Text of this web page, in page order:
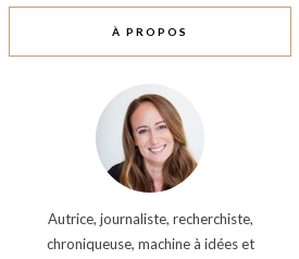
À PROPOS
Autrice, journaliste, recherchiste,
chroniqueuse, machine à idées et